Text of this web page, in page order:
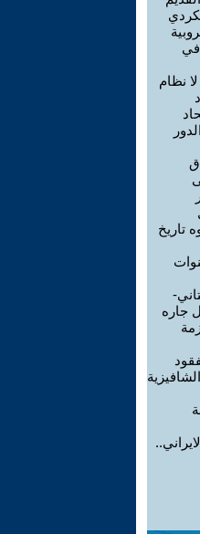
في
نظام
تاريخ
جاره